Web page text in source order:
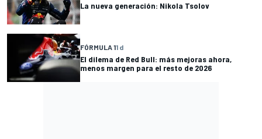
La nueva generación: Nikola Tsolov
FÓRMULA 11 d
El dilema de Red Bull: más mejoras ahora,
menos margen para el resto de 2026